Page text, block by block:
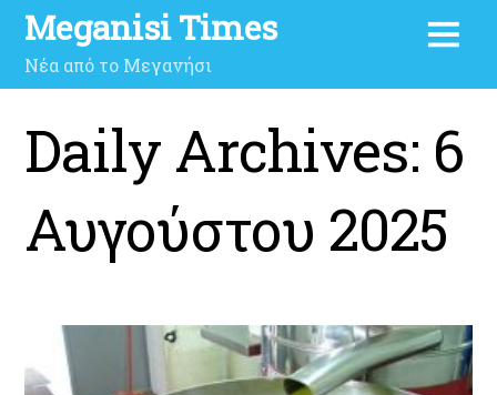
Meganisi Times
Νέα από το Μεγανήσι
Daily Archives: 6
Αυγούστου 2025